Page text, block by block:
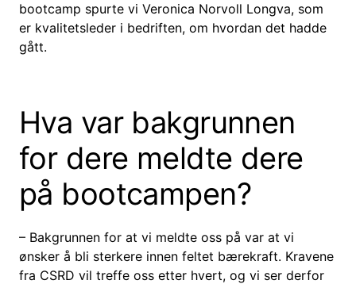
bootcamp spurte vi Veronica Norvoll Longva, som
er kvalitetsleder i bedriften, om hvordan det hadde
gått.
Hva var bakgrunnen
for dere meldte dere
på bootcampen?
– Bakgrunnen for at vi meldte oss på var at vi
ønsker å bli sterkere innen feltet bærekraft. Kravene
fra CSRD vil treffe oss etter hvert, og vi ser derfor